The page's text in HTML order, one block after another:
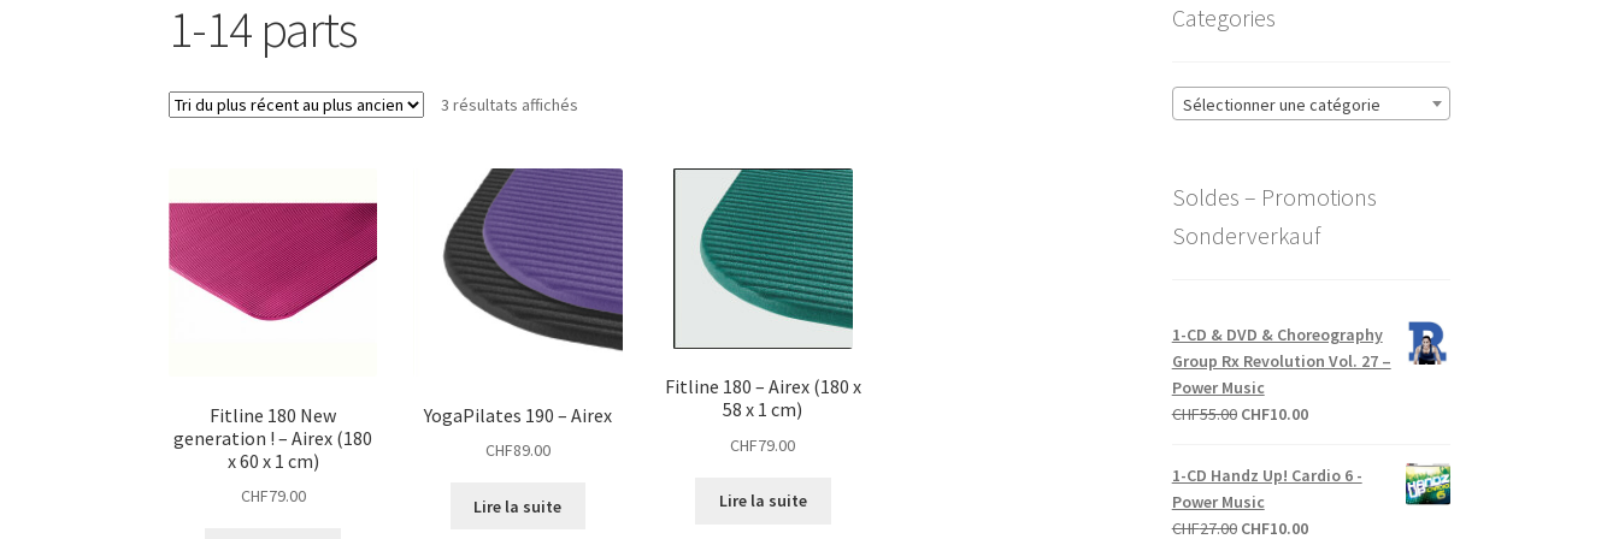
1-14 parts
3 résultats affichés
récent
au
plus
ancien
Fitline 180 New
generation ! – Airex (180
x 60 x 1 cm)
CHF79.00
YogaPilates 190 – Airex
CHF89.00
Lire la suite
Fitline 180 – Airex (180 x
58 x 1 cm)
CHF79.00
Lire la suite
Categories
Sélectionner une catégorie
Soldes – Promotions
Sonderverkauf
1-CD & DVD & Choreography
Group Rx Revolution Vol. 27 –
Power Music
CHF55.00 Le
initial
était :
CHF55.00.
CHF10.00Le
actuel
CHF10.00.
1-CD Handz Up! Cardio 6 -
Power Music
CHF27.00 Le
CHF10.00Le